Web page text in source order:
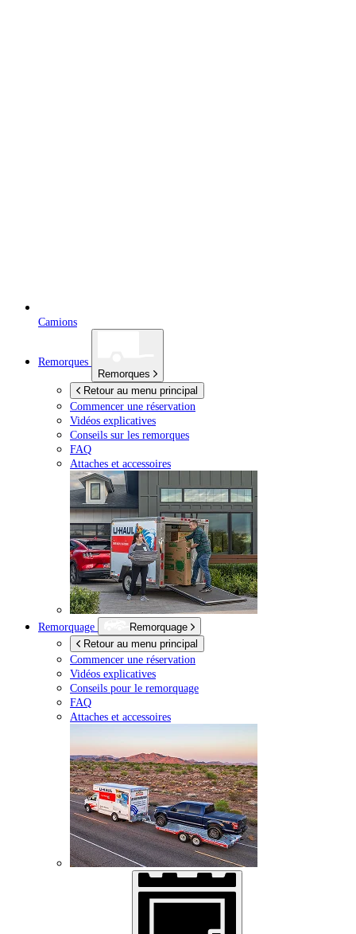
Camions
Remorques
Remorques
Retour au menu principal
Commencer une réservation
Vidéos explicatives
Conseils sur les remorques
FAQ
Attaches et accessoires
Remorquage
Remorquage
Retour au menu principal
Commencer une réservation
Vidéos explicatives
Conseils pour le remorquage
FAQ
Attaches et accessoires